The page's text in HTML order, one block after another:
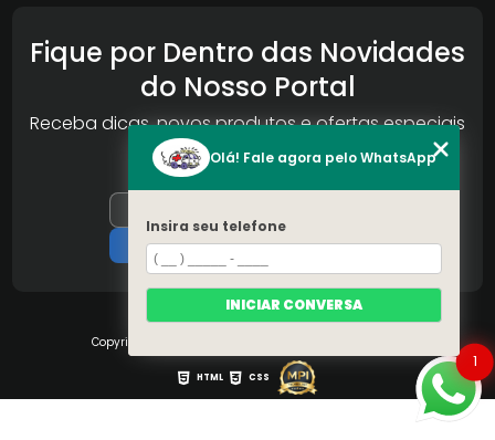
Fique por Dentro das Novidades
do Nosso Portal
Receba dicas, novos produtos e ofertas especiais
da Reconlog
Copyright © S.O.S Pára-brisa. (Lei 9610 de 19/02/1998)
HTML CSS
1
Olá! Fale agora pelo WhatsApp
Insira seu telefone
INICIAR CONVERSA